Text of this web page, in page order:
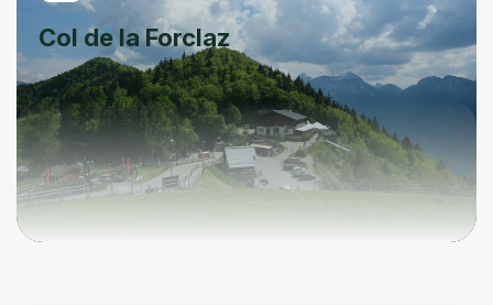
Col de la Forclaz